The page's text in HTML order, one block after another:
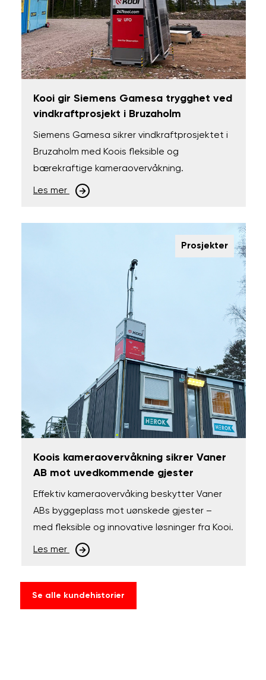
Kooi gir Siemens Gamesa trygghet ved
vindkraftprosjekt i Bruzaholm
Siemens Gamesa sikrer vindkraftprosjektet i
Bruzaholm med Koois fleksible og
bærekraftige kameraovervåkning.
Les mer
Prosjekter
Koois kameraovervåkning sikrer Vaner
AB mot uvedkommende gjester
Effektiv kameraovervåking beskytter Vaner
ABs byggeplass mot uønskede gjester –
med fleksible og innovative løsninger fra Kooi.
Les mer
Se alle kundehistorier